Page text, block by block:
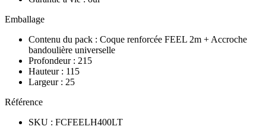
Emballage
Contenu du pack : Coque renforcée FEEL 2m + Accroche
bandoulière universelle
Profondeur : 215
Hauteur : 115
Largeur : 25
Référence
SKU : FCFEELH400LT